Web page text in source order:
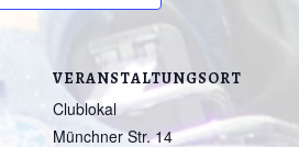
VERANSTALTUNGSORT
Clublokal
Münchner Str. 14